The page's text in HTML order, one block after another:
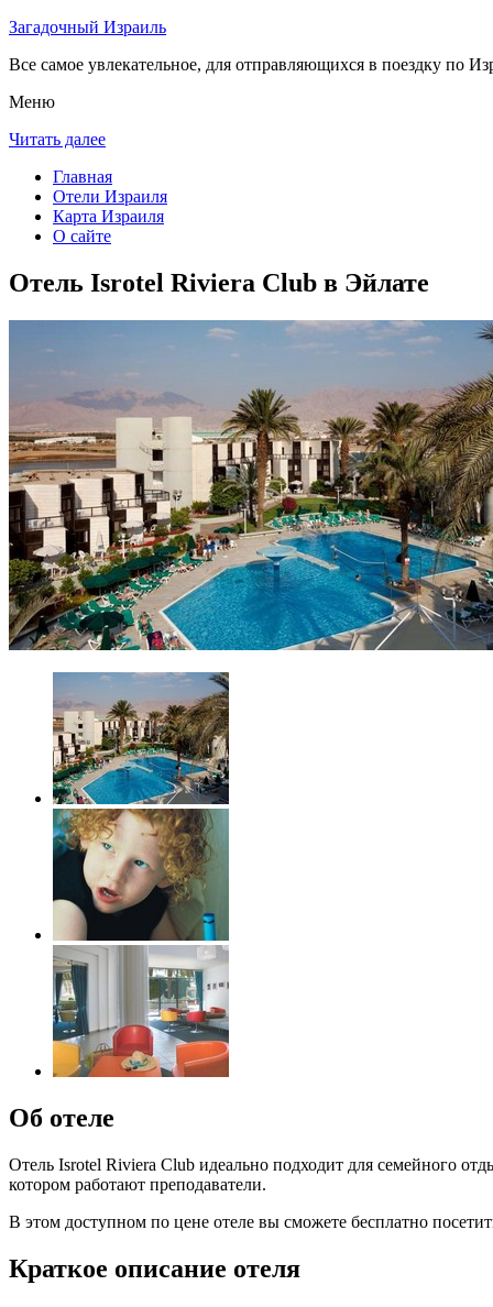
Загадочный Израиль
Все самое увлекательное, для отправляющихся в поездку по
Меню
Читать далее
Главная
Отели Израиля
Карта Израиля
О сайте
Отель Isrotel Riviera Club в Эйлате
Об отеле
Отель Isrotel Riviera Club идеально подходит для семейного
котором работают преподаватели.
В этом доступном по цене отеле вы сможете бесплатно
Краткое описание отеля